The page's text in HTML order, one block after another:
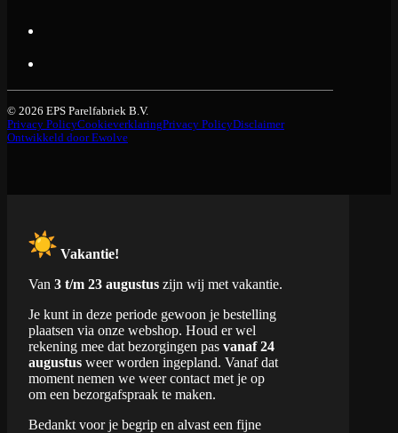
© 2026 EPS Parelfabriek B.V.
Privacy PolicyCookieverklaringPrivacy PolicyDisclaimer
Ontwikkeld door Ewolve
Vakantie!
Van 3 t/m 23 augustus zijn wij met vakantie.
Je kunt in deze periode gewoon je bestelling
plaatsen via onze webshop. Houd er wel
rekening mee dat bezorgingen pas vanaf 24
augustus weer worden ingepland. Vanaf dat
moment nemen we weer contact met je op
om een bezorgafspraak te maken.
Bedankt voor je begrip en alvast een fijne